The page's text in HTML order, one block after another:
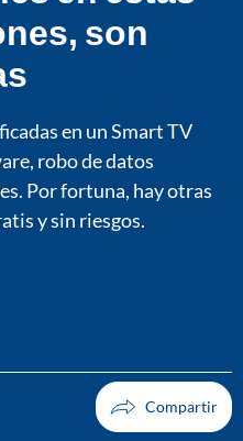
son
en un Smart TV
robo de datos
Por fortuna, hay otras
y sin riesgos.